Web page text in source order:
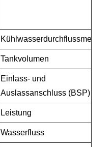
Kühlwasserdurchflussmenge
Tankvolumen
Einlass- und
Auslassanschluss (BSP)
Leistung
Wasserfluss